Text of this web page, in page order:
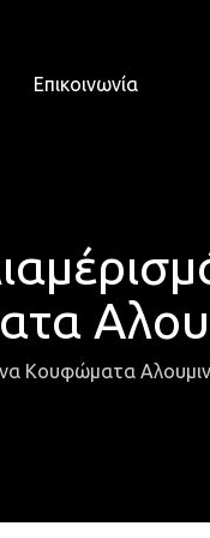
Επικοινωνία
Κουφώματα